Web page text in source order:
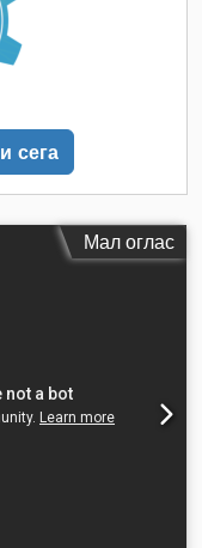
сега
Мал оглас